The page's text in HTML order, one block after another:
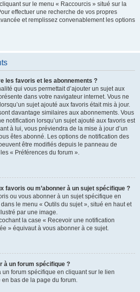
sur le menu « Raccourcis » situé sur la
effectuer une recherche de vos propres
et remplissez convenablement les options
les favoris et les abonnements ?
qui vous permettait d’ajouter un sujet aux
dans votre navigateur internet. Vous ne
sujet ajouté aux favoris était mis à jour.
davantage similaires aux abonnements. Vous
notification lorsqu’un sujet ajouté aux favoris est
à lui, vous préviendra de la mise à jour d’un
êtes abonné. Les options de notification des
être modifiés depuis le panneau de
« Préférences du forum ».
favoris ou m’abonner à un sujet spécifique ?
ou vous abonner à un sujet spécifique en
le menu « Outils du sujet », situé en haut et
par une image.
la case « Recevoir une notification
» équivaut à vous abonner à ce sujet.
à un forum spécifique ?
forum spécifique en cliquant sur le lien
en bas de la page du forum.